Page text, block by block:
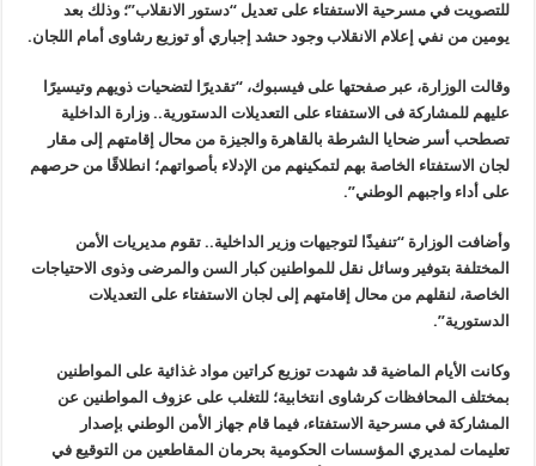
للتصويت في مسرحية الاستفتاء على تعديل “دستور الانقلاب”؛ وذلك بعد
يومين من نفي إعلام الانقلاب وجود حشد إجباري أو توزيع رشاوى أمام اللجان.
وقالت الوزارة، عبر صفحتها على فيسبوك، “تقديرًا لتضحيات ذويهم وتيسيرًا
عليهم للمشاركة فى الاستفتاء على التعديلات الدستورية.. وزارة الداخلية
تصطحب أسر ضحايا الشرطة بالقاهرة والجيزة من محال إقامتهم إلى مقار
لجان الاستفتاء الخاصة بهم لتمكينهم من الإدلاء بأصواتهم؛ انطلاقًا من حرصهم
على أداء واجبهم الوطني”.
وأضافت الوزارة “تنفيذًا لتوجيهات وزير الداخلية.. تقوم مديريات الأمن
المختلفة بتوفير وسائل نقل للمواطنين كبار السن والمرضى وذوى الاحتياجات
الخاصة، لنقلهم من محال إقامتهم إلى لجان الاستفتاء على التعديلات
الدستورية”.
وكانت الأيام الماضية قد شهدت توزيع كراتين مواد غذائية على المواطنين
بمختلف المحافظات كرشاوى انتخابية؛ للتغلب على عزوف المواطنين عن
المشاركة في مسرحية الاستفتاء، فيما قام جهاز الأمن الوطني بإصدار
تعليمات لمديري المؤسسات الحكومية بحرمان المقاطعين من التوقيع في